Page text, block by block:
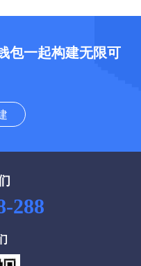
包一起构建无限可
288